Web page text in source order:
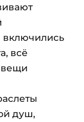
включились
всё
вещи
душ,